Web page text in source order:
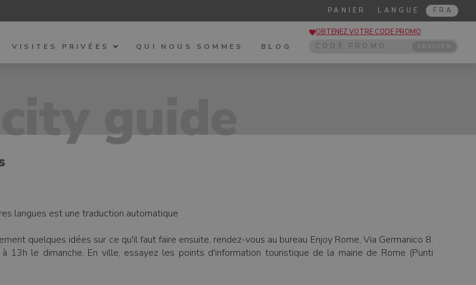
LANGUE FRA
PANIER
OBTENEZ VOTRE CODE PROMO
ENVOYER
VISITES PRIVÉES QUI NOUS SOMMES BLOG
guide
langues est une traduction automatique
quelques idées sur ce qu'il faut faire ensuite, rendez-vous au bureau Enjoy Rome, Via Germanico 8.
le dimanche. En ville, essayez les points d'information touristique de la mairie de Rome (Punti